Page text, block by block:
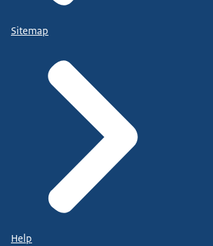
Sitemap
Help